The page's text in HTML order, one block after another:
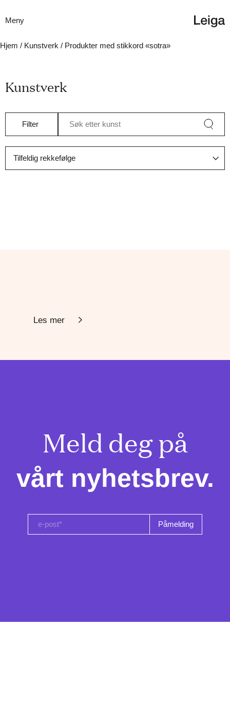
Meny
Hjem / Kunstverk / Produkter med stikkord «sotra»
Kunstverk
Filter Søk etter kunst
Les mer
Meld deg på
vårt nyhetsbrev.
e-post*